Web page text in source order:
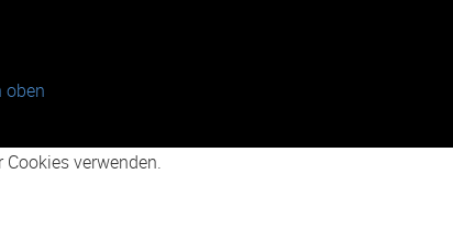
oben
verwenden.